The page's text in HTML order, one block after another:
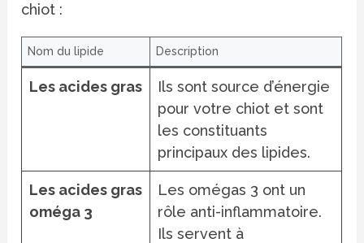
chiot :
Nom du lipide Description
Les acides gras
Ils sont source d’énergie
pour votre chiot et sont
les constituants
principaux des lipides.
Les acides gras
oméga 3
Les omégas 3 ont un
rôle anti-inflammatoire.
Ils servent à